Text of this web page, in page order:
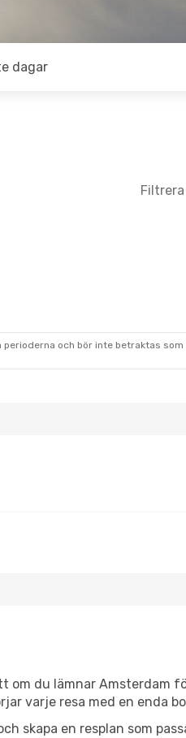
dagar
och bör inte betraktas
om du lämnar Amsterdam
varje resa med en enda
skapa en resplan som